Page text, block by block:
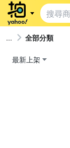
全部分類
最新上架